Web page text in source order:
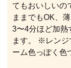
てもおいしいの
ままでもOK、
3〜4分ほど加熱
ます。 ※レンジ
ーム色っぽく色